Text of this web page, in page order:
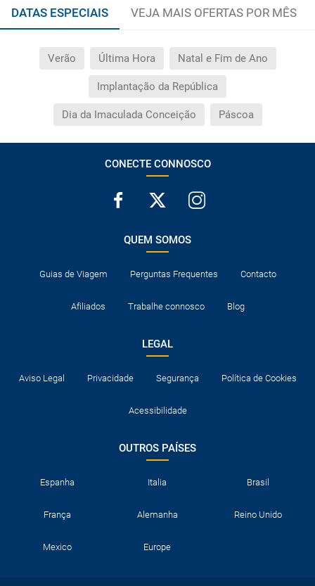
DATAS ESPECIAIS VEJA MAIS OFERTAS POR MÊS
Verão Última Hora Natal e Fim de Ano
Implantação da República
Dia da Imaculada Conceição Páscoa
CONECTE CONNOSCO
QUEM SOMOS
Guias de Viagem Perguntas Frequentes Contacto
Afiliados Trabalhe connosco Blog
LEGAL
Aviso Legal Privacidade Segurança Política de Cookies
Acessibilidade
OUTROS PAÍSES
Espanha Italia Brasil
França Alemanha Reino Unido
Mexico Europe